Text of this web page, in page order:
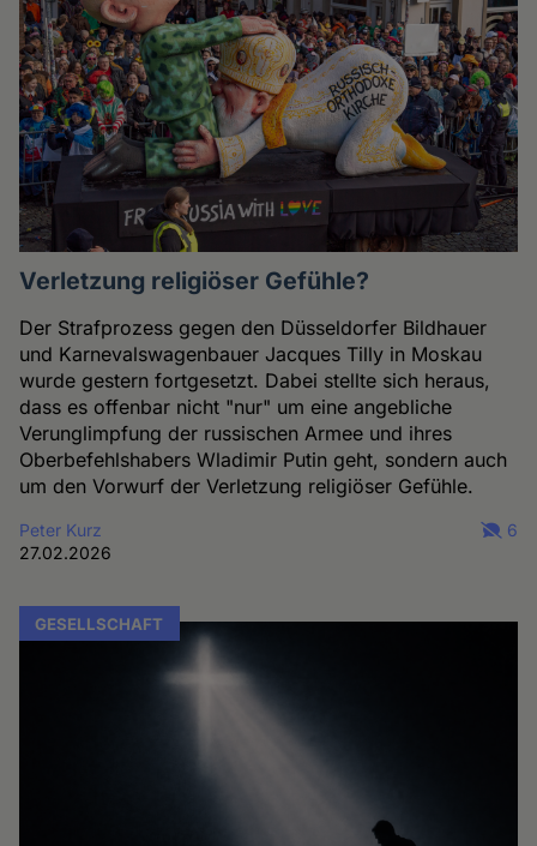
Verletzung religiöser Gefühle?
Der Strafprozess gegen den Düsseldorfer Bildhauer
und Karnevalswagenbauer Jacques Tilly in Moskau
wurde gestern fortgesetzt. Dabei stellte sich heraus,
dass es offenbar nicht "nur" um eine angebliche
Verunglimpfung der russischen Armee und ihres
Oberbefehlshabers Wladimir Putin geht, sondern auch
um den Vorwurf der Verletzung religiöser Gefühle.
Peter Kurz
27.02.2026
6
GESELLSCHAFT